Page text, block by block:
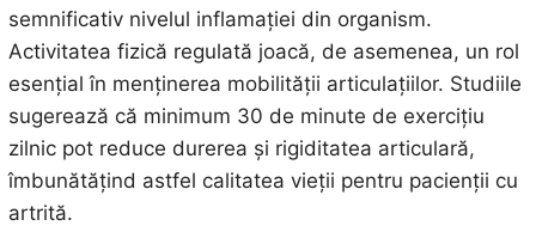
semnificativ nivelul inflamației din organism.
Activitatea fizică regulată joacă, de asemenea, un rol
esențial în menținerea mobilității articulațiilor. Studiile
sugerează că minimum 30 de minute de exercițiu
zilnic pot reduce durerea și rigiditatea articulară,
îmbunătățind astfel calitatea vieții pentru pacienții cu
artrită.